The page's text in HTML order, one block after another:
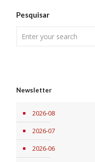
Pesquisar
Newsletter
2026-08
2026-07
2026-06